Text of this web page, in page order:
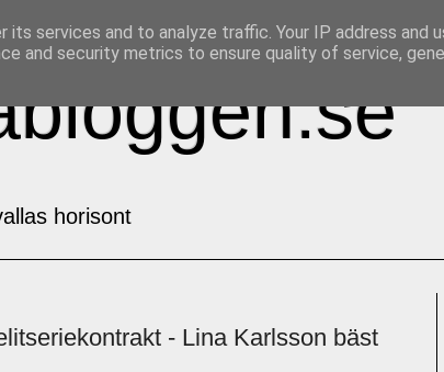
horisont
- Lina Karlsson bäst
services and to analyze traffic. Your IP address and
and security metrics to ensure quality of service,